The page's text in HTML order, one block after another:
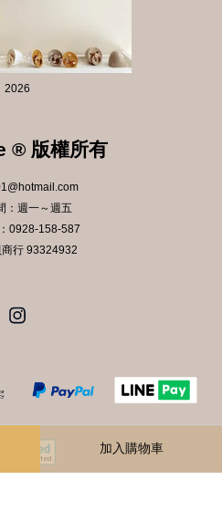
加入購物車
2026
® 版權所有
：週一～週五
0928-158-587
商行 93324932